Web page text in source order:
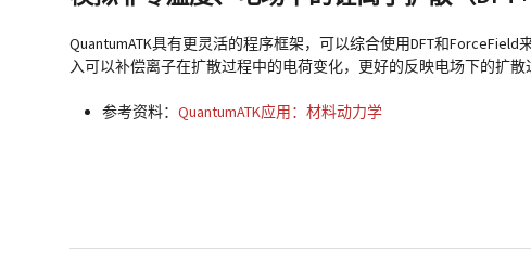
QuantumATK具有更灵活的程序框架，可以综合使用DFT和ForceField
入可以补偿离子在扩散过程中的电荷变化，更好的反映电场下的扩散
参考资料：QuantumATK应用：材料动力学